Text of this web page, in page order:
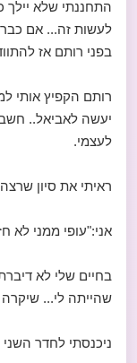
התחננתי שלא יילך
לעשות זה... אם כבר
בפני רותם אז
רותם הקפיץ אותי
יעשה לאביאל..
לעצמי.
ראיתי את סיון
אני:"עופי ממני לא
בחיים שלי לא
שהייתה לי... שיקרה
ניכנסתי לחדר